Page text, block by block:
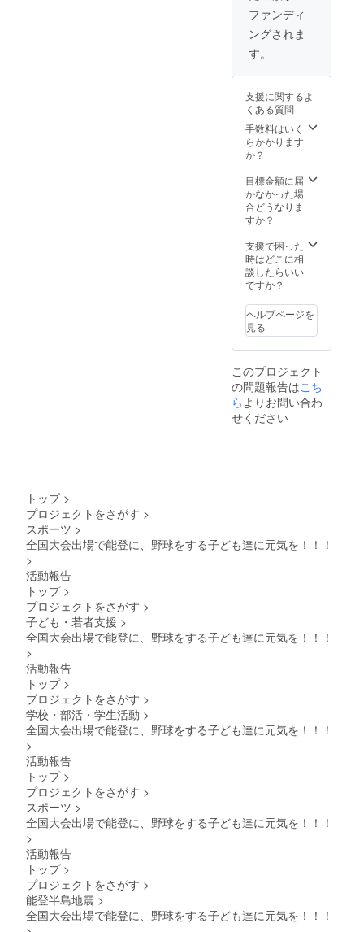
ファンディ
ングされま
す。
支援に関するよ
くある質問
手数料はいく
らかかります
か？
目標金額に届
かなかった場
合どうなりま
すか？
支援で困った
時はどこに相
談したらいい
ですか？
ヘルプページを
見る
このプロジェクト
の問題報告はこち
らよりお問い合わ
せください
トップ >
プロジェクトをさがす >
スポーツ >
全国大会出場で能登に、野球をする子ども達に元気を！！！
>
活動報告
トップ >
プロジェクトをさがす >
子ども・若者支援 >
全国大会出場で能登に、野球をする子ども達に元気を！！！
>
活動報告
トップ >
プロジェクトをさがす >
学校・部活・学生活動 >
全国大会出場で能登に、野球をする子ども達に元気を！！！
>
活動報告
トップ >
プロジェクトをさがす >
スポーツ >
全国大会出場で能登に、野球をする子ども達に元気を！！！
>
活動報告
トップ >
プロジェクトをさがす >
能登半島地震 >
全国大会出場で能登に、野球をする子ども達に元気を！！！